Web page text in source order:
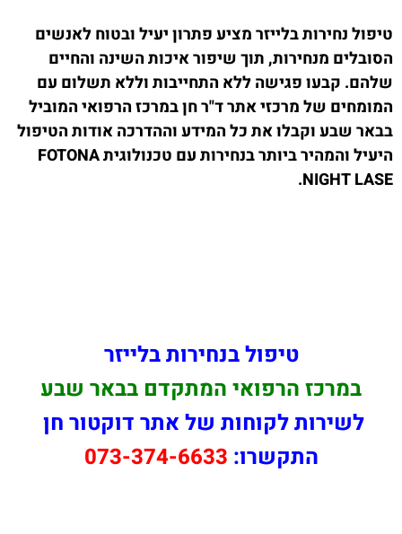
טיפול נחירות בלייזר מציע פתרון יעיל ובטוח לאנשים
הסובלים מנחירות, תוך שיפור איכות השינה והחיים
שלהם. קבעו פגישה ללא התחייבות וללא תשלום עם
המומחים של מרכזי אתר ד"ר חן במרכז הרפואי המוביל
בבאר שבע וקבלו את כל המידע וההדרכה אודות הטיפול
היעיל והמהיר ביותר בנחירות עם טכנולוגית FOTONA
NIGHT LASE.
טיפול בנחירות בלייזר
במרכז הרפואי המתקדם בבאר שבע
לשירות לקוחות של אתר דוקטור חן
התקשרו: 073-374-6633